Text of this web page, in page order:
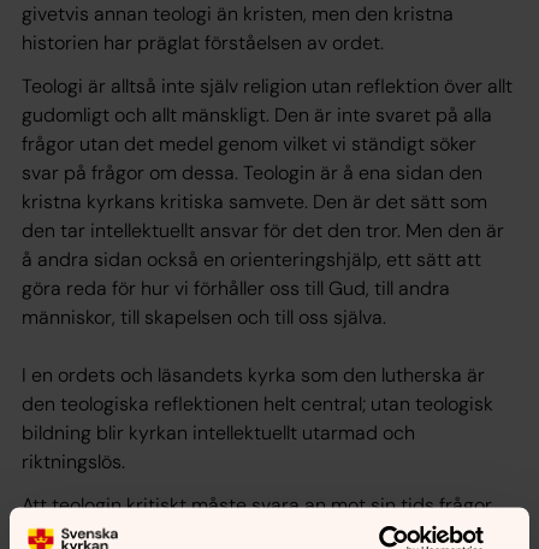
givetvis annan teologi än kristen, men den kristna
historien har präglat förståelsen av ordet.
Teologi är alltså inte själv religion utan reflektion över allt
gudomligt och allt mänskligt. Den är inte svaret på alla
frågor utan det medel genom vilket vi ständigt söker
svar på frågor om dessa. Teologin är å ena sidan den
kristna kyrkans kritiska samvete. Den är det sätt som
den tar intellektuellt ansvar för det den tror. Men den är
å andra sidan också en orienteringshjälp, ett sätt att
göra reda för hur vi förhåller oss till Gud, till andra
människor, till skapelsen och till oss själva.
I en ordets och läsandets kyrka som den lutherska är
den teologiska reflektionen helt central; utan teologisk
bildning blir kyrkan intellektuellt utarmad och
riktningslös.
Att teologin kritiskt måste svara an mot sin tids frågor
befriar den inte från behovet av kunskap om historisk